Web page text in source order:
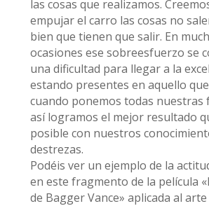
las cosas que realizamos.
empujar el carro las cosas no
bien que tienen que salir. En
ocasiones ese sobreesfuerzo se
una dificultad para llegar a la
estando presentes en aquello
cuando ponemos todas nuestras
así logramos el mejor resultado
posible con nuestros
destrezas.
Podéis ver un ejemplo de la
en este fragmento de la película
de Bagger Vance» aplicada al